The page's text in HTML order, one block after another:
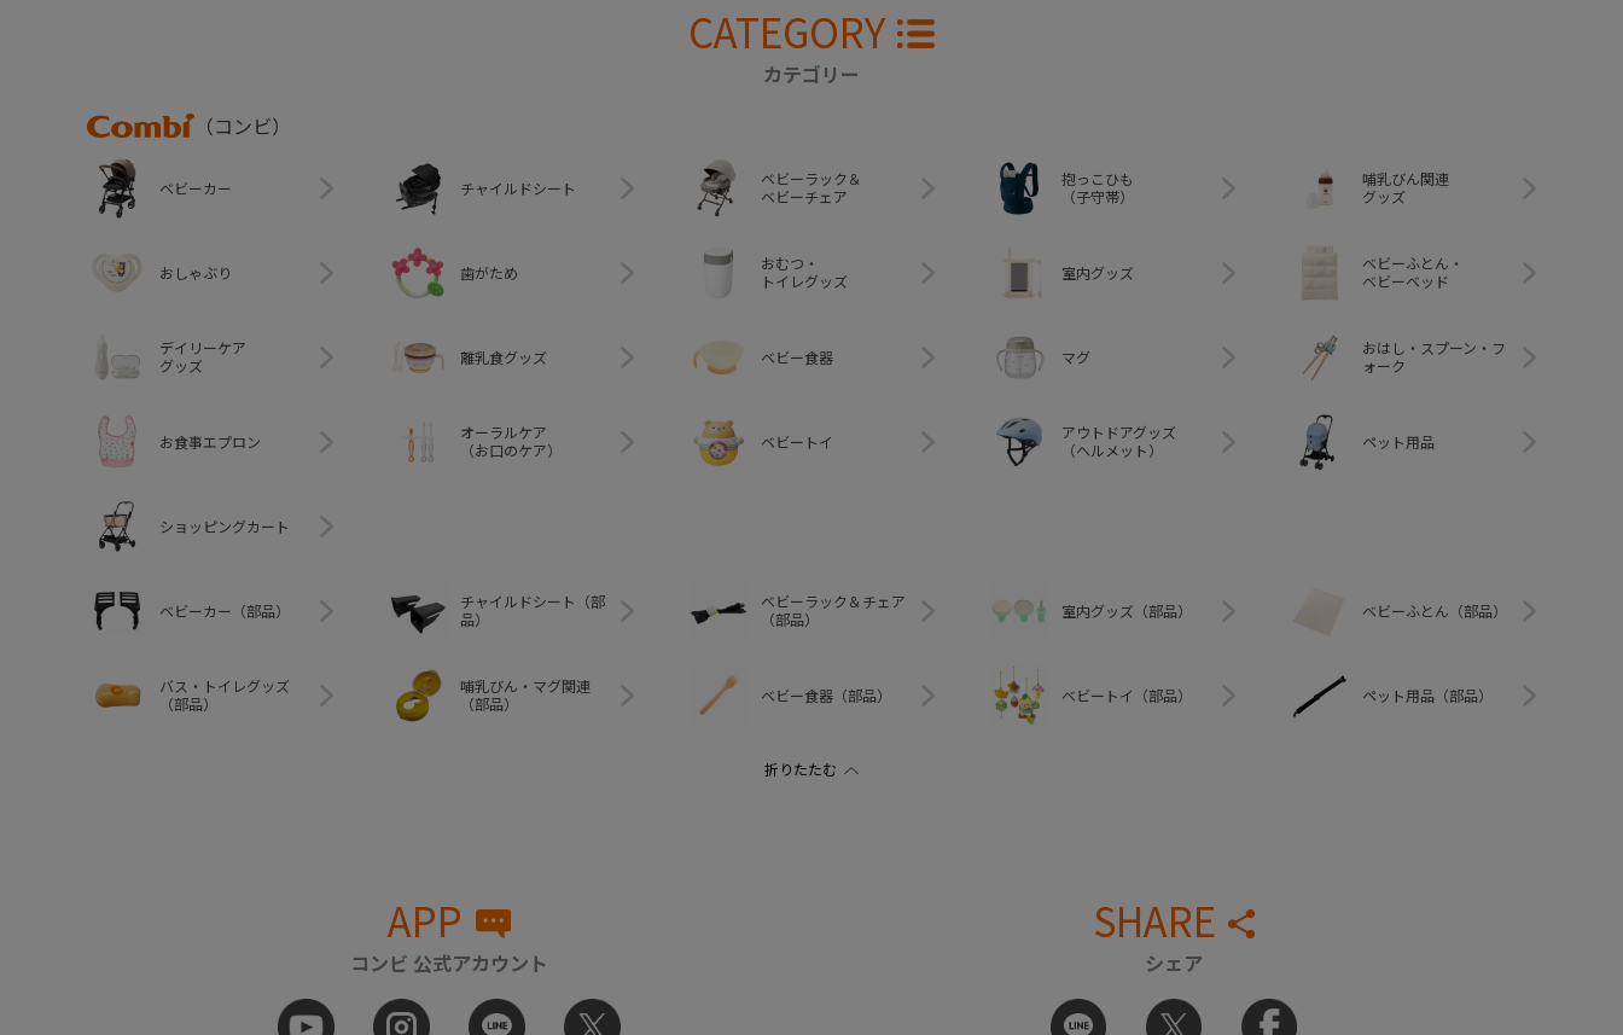
CATEGORY
カテゴリー
Combi
（コンビ）
ベビーカー チャイルドシート
ベビーラック＆
ベビーチェア
抱っこひも
（子守帯）
哺乳びん関連
グッズ
おしゃぶり 歯がため
おむつ・
トイレグッズ
室内グッズ
ベビーふとん・
ベビーベッド
デイリーケア
グッズ
離乳食グッズ ベビー食器 マグ
おはし・スプーン・フ
ォーク
お食事エプロン
オーラルケア
（お口のケア）
ベビートイ
アウトドアグッズ
（ヘルメット）
ペット用品
ショッピングカート
ベビーカー（部品）
チャイルドシート（部
品）
ベビーラック＆チェア
（部品）
室内グッズ（部品） ベビーふとん（部品）
バス・トイレグッズ
（部品）
哺乳びん・マグ関連
（部品）
ベビー食器（部品） ベビートイ（部品） ペット用品（部品）
APP
コンビ 公式アカウント
SHARE
シェア